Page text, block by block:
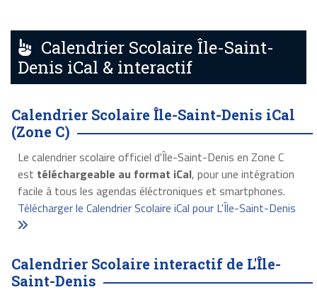
Calendrier Scolaire Île-Saint-
Denis iCal & interactif
Calendrier Scolaire Île-Saint-Denis iCal
(Zone C)
Le calendrier scolaire officiel d'Île-Saint-Denis en Zone C
est téléchargeable au format iCal, pour une intégration
facile à tous les agendas éléctroniques et smartphones.
Télécharger le Calendrier Scolaire iCal pour L'Île-Saint-Denis
Calendrier Scolaire interactif de L'Île-
Saint-Denis